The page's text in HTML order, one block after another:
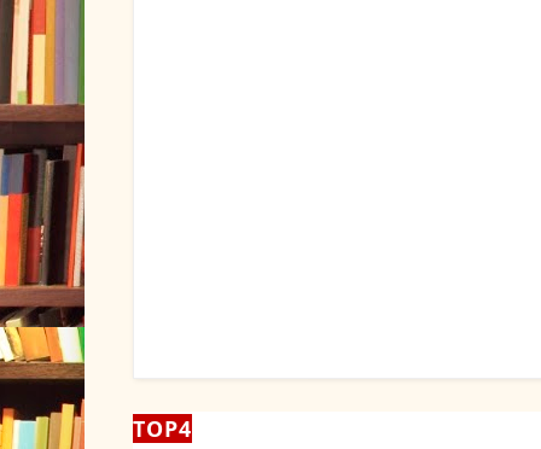
TOP4